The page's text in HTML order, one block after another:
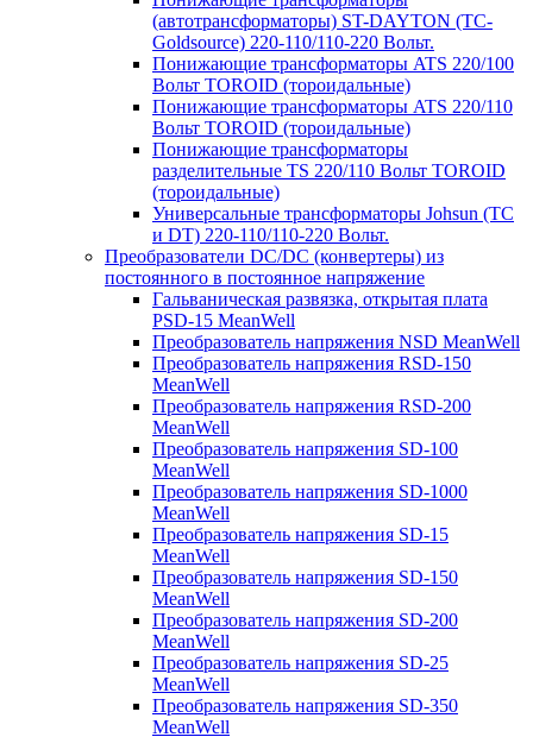
(автотрансформаторы) ST-DAYTON (TC-
Goldsource) 220-110/110-220 Вольт.
Понижающие трансформаторы ATS 220/100
Вольт TOROID (тороидальные)
Понижающие трансформаторы ATS 220/110
Вольт TOROID (тороидальные)
Понижающие трансформаторы
разделительные TS 220/110 Вольт TOROID
(тороидальные)
Универсальные трансформаторы Johsun (TС
и DT) 220-110/110-220 Вольт.
Преобразователи DC/DC (конвертеры) из
постоянного в постоянное напряжение
Гальваническая развязка, открытая плата
PSD-15 MeanWell
Преобразователь напряжения NSD MeanWell
Преобразователь напряжения RSD-150
MeanWell
Преобразователь напряжения RSD-200
MeanWell
Преобразователь напряжения SD-100
MeanWell
Преобразователь напряжения SD-1000
MeanWell
Преобразователь напряжения SD-15
MeanWell
Преобразователь напряжения SD-150
MeanWell
Преобразователь напряжения SD-200
MeanWell
Преобразователь напряжения SD-25
MeanWell
Преобразователь напряжения SD-350
MeanWell